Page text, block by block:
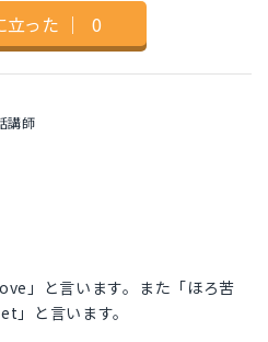
立った ｜ 0
講師
」と言います。また「ほろ苦
と言います。